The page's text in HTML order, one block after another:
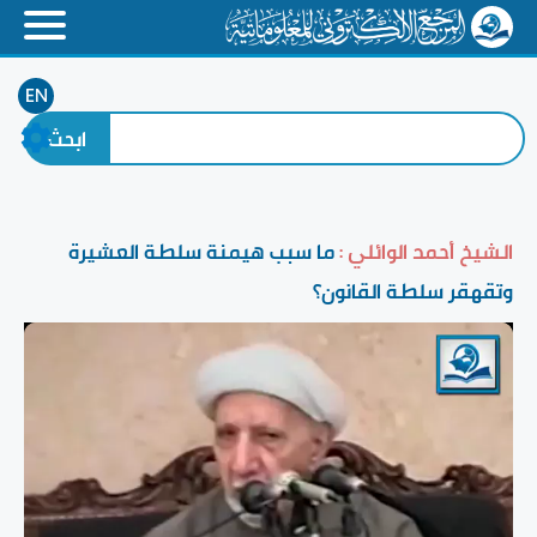
EN
الشيخ أحمد الوائلي :ما سبب هيمنة سلطة العشيرة
وتقهقر سلطة القانون؟